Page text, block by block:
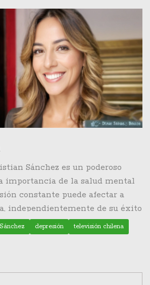
una mayor
hacia quienes luchan con
a buscar ayuda y a poner su
de cualquier otra cosa',
también ha resaltado la
entornos de trabajo más
en la industria del
más allá.
Sánchez es un poderoso
importancia de la salud mental
constante puede afectar a
independientemente de su éxito
al compartir su experiencia
para aquellos que se
similares y subraya la
depresión televisión chilena